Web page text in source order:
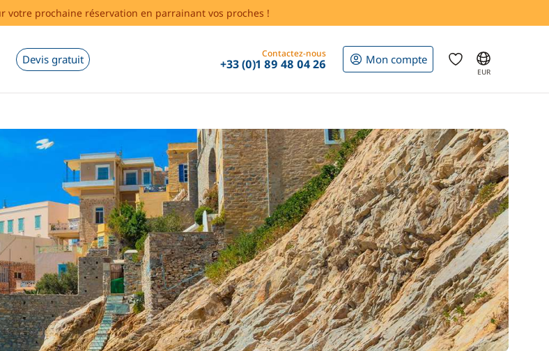
votre prochaine réservation en parrainant vos proches !
Devis gratuit Contactez-nous
+33 (0)1 89 48 04 26 Mon compte
EUR